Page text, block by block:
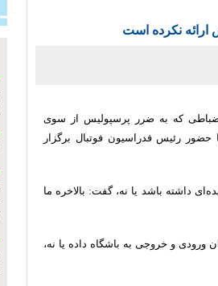
ارائه نکرده است
که به ضرر پرسپولیس از سوی
رئیس فدراسیون فوتبال برگزار
داشته باشد یا نه، گفت: بالاخره ما
ورودی و خروجی به باشگاه داده یا نه،